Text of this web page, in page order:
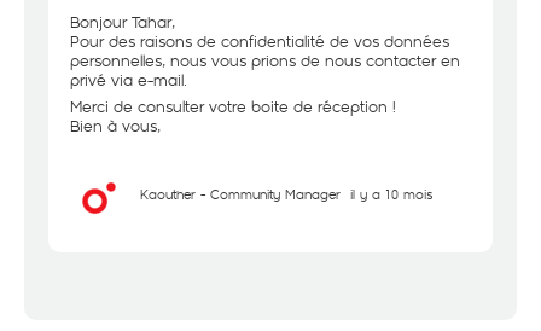
Bonjour Tahar,
Pour des raisons de confidentialité de vos données
personnelles, nous vous prions de nous contacter en
privé via e-mail.
Merci de consulter votre boite de réception !
Bien à vous,
Kaouther - Community Manager il y a 10 mois